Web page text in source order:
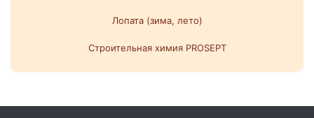
Лопата (зима, лето)
Строительная химия PROSEPT